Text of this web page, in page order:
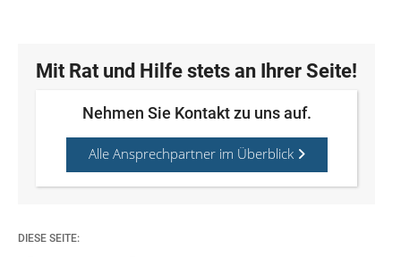
Mit Rat und Hilfe stets an Ihrer Seite!
Nehmen Sie Kontakt zu uns auf.
Alle Ansprechpartner im Überblick
DIESE SEITE: